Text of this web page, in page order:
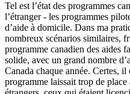
Tel est l’état des programmes
l’étranger - les programmes
d’aide à domicile. Dans ma
nombreux scénarios similaires,
programme canadien des aides
solide, avec un grand nombre
Canada chaque année. Certes,
programme laissait trop de